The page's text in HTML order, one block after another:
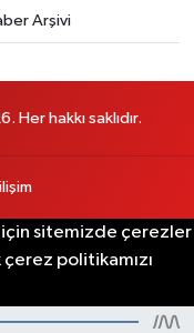
Arşivi
hakkı saklıdır.
için sitemizde çerezler
çerez politikamızı